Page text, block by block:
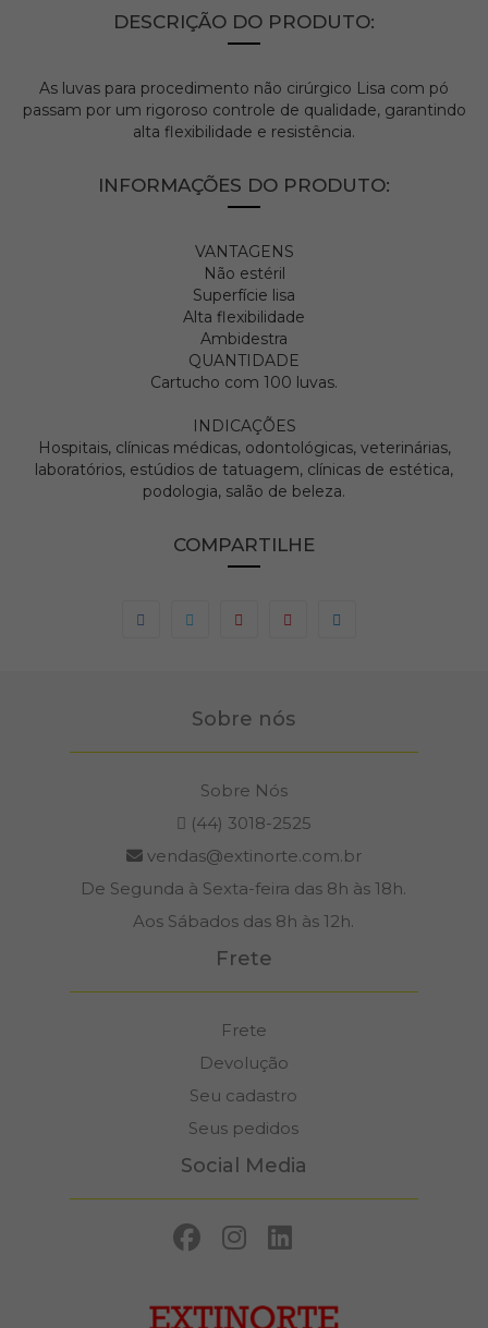
DESCRIÇÃO DO PRODUTO:
As luvas para procedimento não cirúrgico Lisa com pó
passam por um rigoroso controle de qualidade, garantindo
alta flexibilidade e resistência.
INFORMAÇÕES DO PRODUTO:
VANTAGENS
Não estéril
Superfície lisa
Alta flexibilidade
Ambidestra
QUANTIDADE
Cartucho com 100 luvas.
INDICAÇÕES
Hospitais, clínicas médicas, odontológicas, veterinárias,
laboratórios, estúdios de tatuagem, clínicas de estética,
podologia, salão de beleza.
COMPARTILHE
Sobre nós
Sobre Nós
(44) 3018-2525
vendas@extinorte.com.br
De Segunda à Sexta-feira das 8h às 18h.
Aos Sábados das 8h às 12h.
Frete
Frete
Devolução
Seu cadastro
Seus pedidos
Social Media